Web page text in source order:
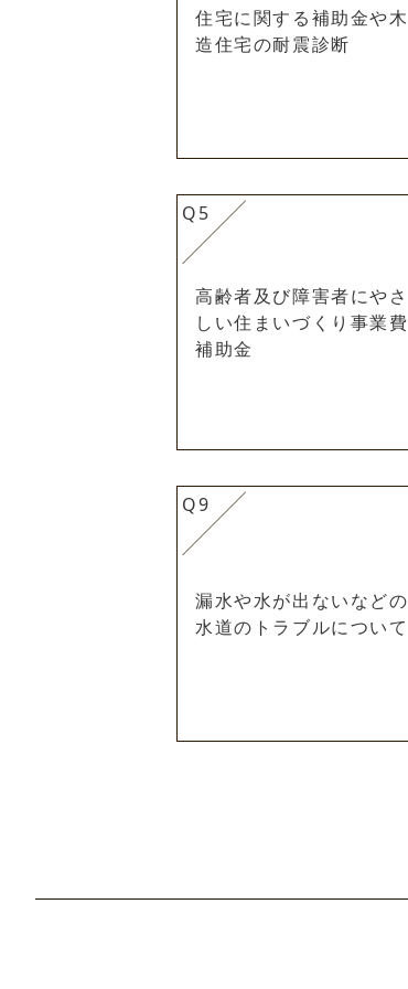
住宅に関する補助金や木
造住宅の耐震診断
高齢者及び障害者にやさ
しい住まいづくり事業費
補助金
Q5
漏水や水が出ないなどの
水道のトラブルについて
Q9